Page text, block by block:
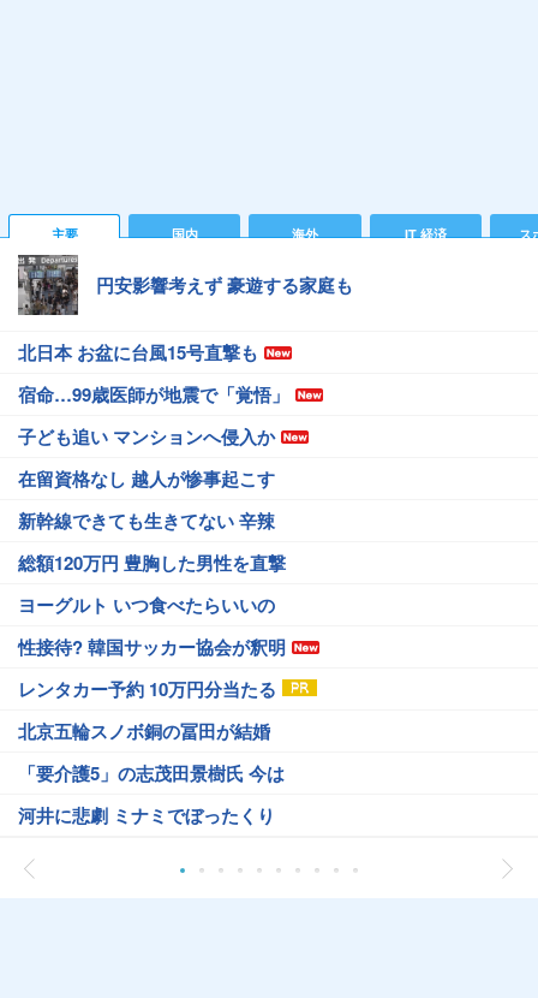
主要 国内 海外 IT 経済 ス
円安影響考えず 豪遊する家庭も
北日本 お盆に台風15号直撃も
宿命…99歳医師が地震で「覚悟」
子ども追い マンションへ侵入か
在留資格なし 越人が惨事起こす
新幹線できても生きてない 辛辣
総額120万円 豊胸した男性を直撃
ヨーグルト いつ食べたらいいの
性接待? 韓国サッカー協会が釈明
レンタカー予約 10万円分当たる
北京五輪スノボ銅の冨田が結婚
「要介護5」の志茂田景樹氏 今は
河井に悲劇 ミナミでぼったくり